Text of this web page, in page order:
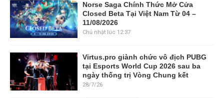
Norse Saga Chính Thức Mở Cửa
Closed Beta Tại Việt Nam Từ 04 –
11/08/2026
Chủ nhật lúc 12:37
Virtus.pro giành chức vô địch PUBG
tại Esports World Cup 2026 sau ba
ngày thống trị Vòng Chung kết
28/7/26